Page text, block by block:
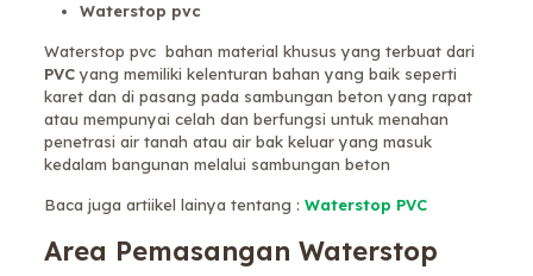
Waterstop pvc
Waterstop pvc bahan material khusus yang terbuat dari
PVCyang memiliki kelenturan bahan yang baik seperti
karet dan di pasang pada sambungan beton yang rapat
atau mempunyai celah dan berfungsi untuk menahan
penetrasi air tanah atau air bak keluar yang masuk
kedalam bangunan melalui sambungan beton
Baca juga artiikel lainya tentang : Waterstop PVC
Area Pemasangan Waterstop